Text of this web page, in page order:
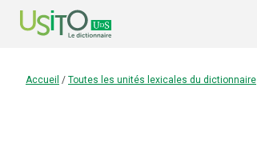
Accueil / Toutes les unités lexicales du dictionnaire